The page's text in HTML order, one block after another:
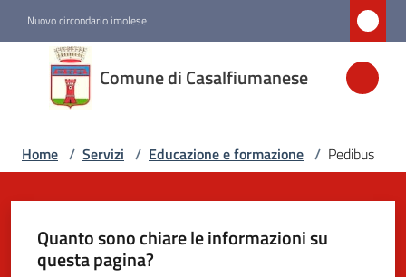
Nuovo circondario imolese
Comune di Casalfiumanese
Comune di
Casalfiumanese
Amministrazione
Servizi
Home / Servizi / Educazione e formazione / Pedibus
Quanto sono chiare le informazioni su
questa pagina?